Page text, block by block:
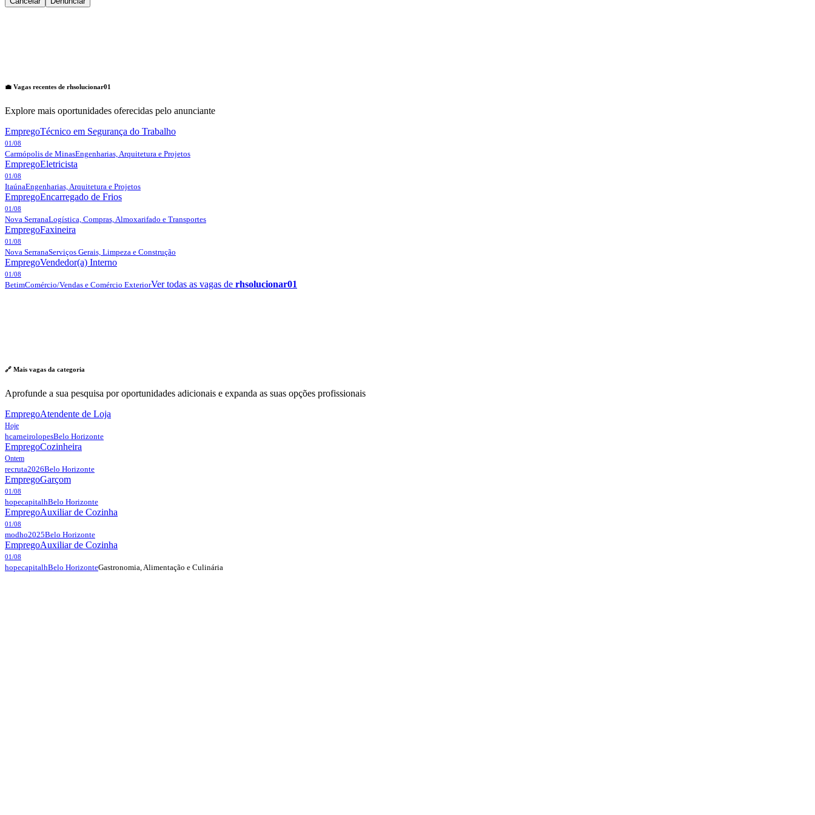
💼 Vagas recentes de rhsolucionar01
Explore mais oportunidades oferecidas pelo anunciante
EmpregoTécnico em Segurança do Trabalho
01/08
Carmópolis de MinasEngenharias, Arquitetura e Projetos
EmpregoEletricista
01/08
ItaúnaEngenharias, Arquitetura e Projetos
EmpregoEncarregado de Frios
01/08
Nova SerranaLogística, Compras, Almoxarifado e Transportes
EmpregoFaxineira
01/08
Nova SerranaServiços Gerais, Limpeza e Construção
EmpregoVendedor(a) Interno
01/08
BetimComércio/Vendas e Comércio ExteriorVer todas as vagas de rhsolucionar01
🔗 Mais vagas da categoria
Aprofunde a sua pesquisa por oportunidades adicionais e expanda as suas opções profissionais
EmpregoAtendente de Loja
Hoje
hcarneirolopesBelo Horizonte
EmpregoCozinheira
Ontem
recruta2026Belo Horizonte
EmpregoGarçom
01/08
hopecapitalhBelo Horizonte
EmpregoAuxiliar de Cozinha
01/08
modho2025Belo Horizonte
EmpregoAuxiliar de Cozinha
01/08
hopecapitalhBelo HorizonteGastronomia, Alimentação e Culinária